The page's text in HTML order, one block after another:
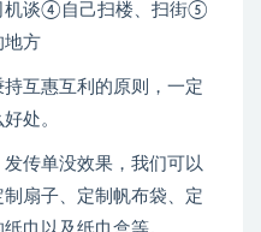
机谈④自己扫楼、扫街⑤
地方
互惠互利的原则，一定
处。
传单没效果，我们可以
扇子、定制帆布袋、定